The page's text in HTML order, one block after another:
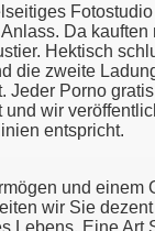
Da kauften
Hektisch
die zweite
Jeder Porno
wir
entspricht.
und einem
wir Sie
Lebens. Eine Art
Женщин